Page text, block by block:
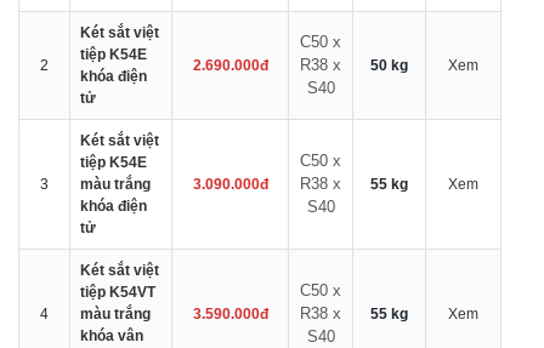
2
Két sắt việt
tiệp K54E
khóa điện
tử
2.690.000đ
C50 x
R38 x
S40
50 kg Xem
3
Két sắt việt
tiệp K54E
màu trắng
khóa điện
tử
3.090.000đ
C50 x
R38 x
S40
55 kg Xem
4
Két sắt việt
tiệp K54VT
màu trắng
khóa vân
3.590.000đ
C50 x
R38 x
S40
55 kg Xem